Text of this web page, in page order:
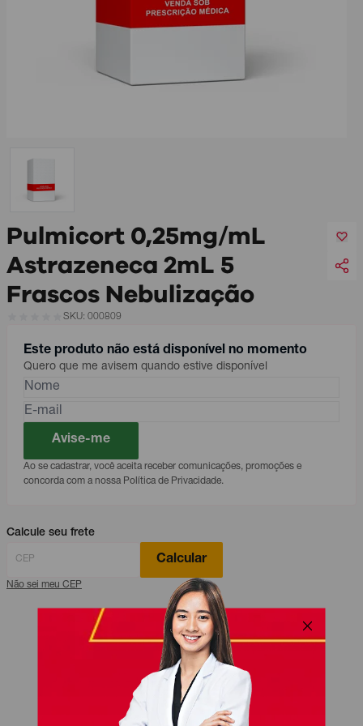
Pulmicort 0,25mg/mL
Astrazeneca 2mL 5
Frascos Nebulização
SKU: 000809
Este produto não está disponível no momento
Quero que me avisem quando estive disponível
Avise-me
Ao se cadastrar, você aceita receber comunicações, promoções e
concorda com a nossa Política de Privacidade.
Calcule seu frete
Calcular
Não sei meu CEP